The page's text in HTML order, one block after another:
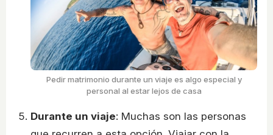
Pedir matrimonio durante un viaje es algo especial y
personal al estar lejos de casa
Durante un viaje: Muchas son las personas